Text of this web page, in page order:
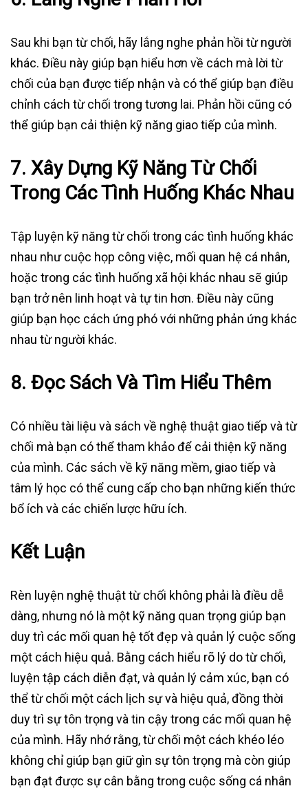
Sau khi bạn từ chối, hãy lắng nghe phản hồi từ người
khác. Điều này giúp bạn hiểu hơn về cách mà lời từ
chối của bạn được tiếp nhận và có thể giúp bạn điều
chỉnh cách từ chối trong tương lai. Phản hồi cũng có
thể giúp bạn cải thiện kỹ năng giao tiếp của mình.
7. Xây Dựng Kỹ Năng Từ Chối
Trong Các Tình Huống Khác Nhau
Tập luyện kỹ năng từ chối trong các tình huống khác
nhau như cuộc họp công việc, mối quan hệ cá nhân,
hoặc trong các tình huống xã hội khác nhau sẽ giúp
bạn trở nên linh hoạt và tự tin hơn. Điều này cũng
giúp bạn học cách ứng phó với những phản ứng khác
nhau từ người khác.
8. Đọc Sách Và Tìm Hiểu Thêm
Có nhiều tài liệu và sách về nghệ thuật giao tiếp và từ
chối mà bạn có thể tham khảo để cải thiện kỹ năng
của mình. Các sách về kỹ năng mềm, giao tiếp và
tâm lý học có thể cung cấp cho bạn những kiến thức
bổ ích và các chiến lược hữu ích.
Kết Luận
Rèn luyện nghệ thuật từ chối không phải là điều dễ
dàng, nhưng nó là một kỹ năng quan trọng giúp bạn
duy trì các mối quan hệ tốt đẹp và quản lý cuộc sống
một cách hiệu quả. Bằng cách hiểu rõ lý do từ chối,
luyện tập cách diễn đạt, và quản lý cảm xúc, bạn có
thể từ chối một cách lịch sự và hiệu quả, đồng thời
duy trì sự tôn trọng và tin cậy trong các mối quan hệ
của mình. Hãy nhớ rằng, từ chối một cách khéo léo
không chỉ giúp bạn giữ gìn sự tôn trọng mà còn giúp
bạn đạt được sự cân bằng trong cuộc sống cá nhân